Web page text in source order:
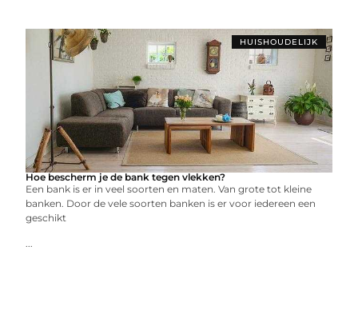
HUISHOUDELIJK
Hoe bescherm je de bank tegen vlekken?
Een bank is er in veel soorten en maten. Van grote tot kleine
banken. Door de vele soorten banken is er voor iedereen een
geschikt
...